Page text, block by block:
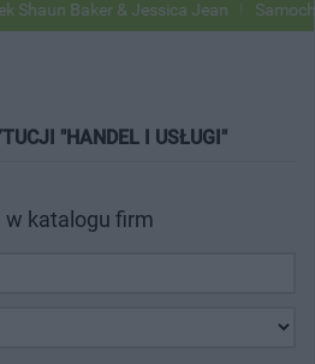
Baker & Jessica Jean
"HANDEL I USŁUGI"
w katalogu firm